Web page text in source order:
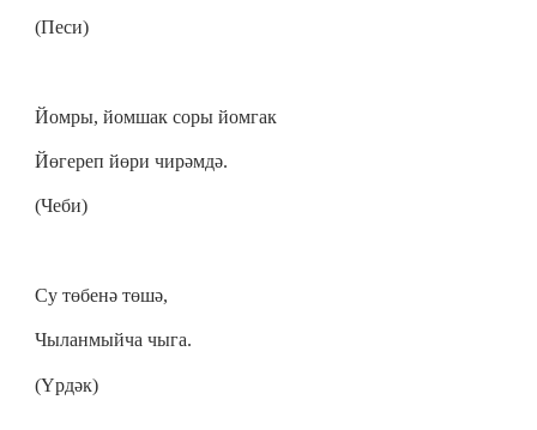
(Песи)
Йомры, йомшак соры йомгак
Йөгереп йөри чирәмдә.
(Чеби)
Су төбенә төшә,
Чыланмыйча чыга.
(Үрдәк)